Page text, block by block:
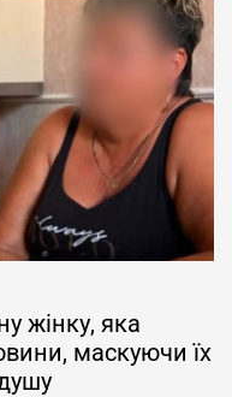
жінку, яка
маскуючи їх